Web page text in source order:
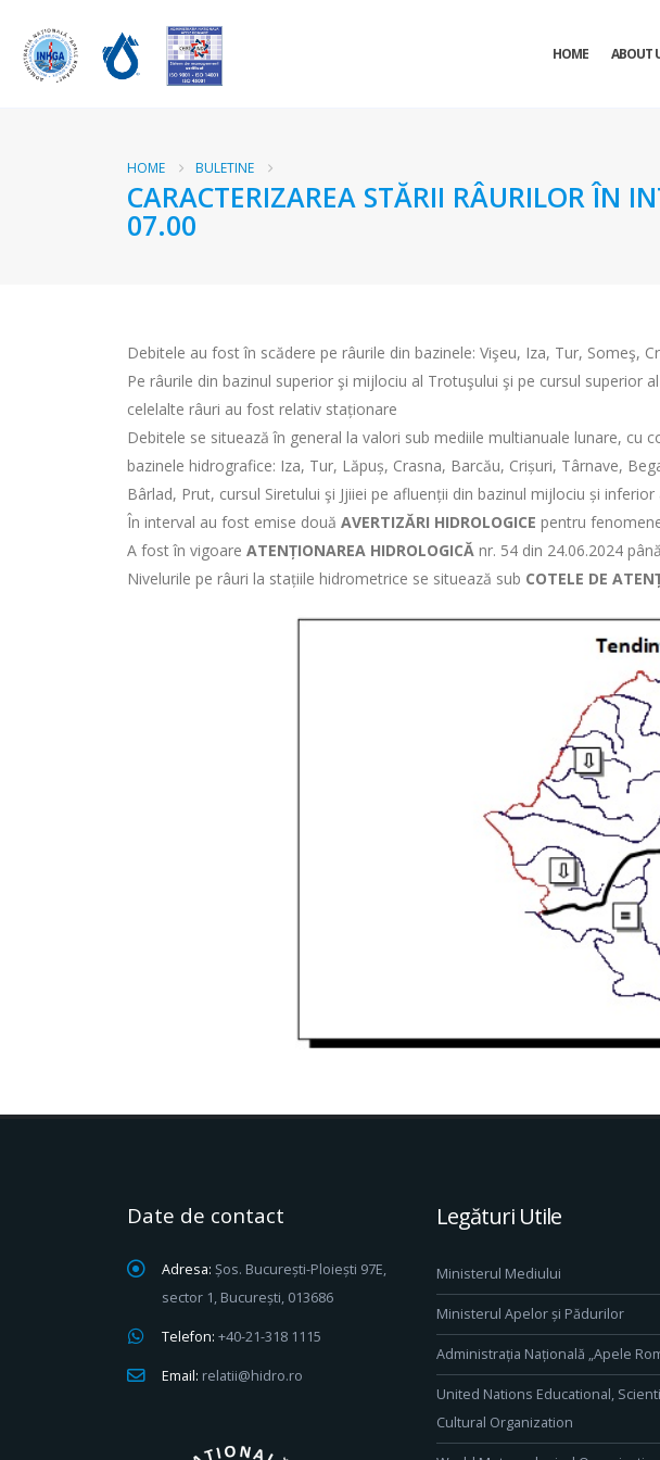
HOME ABOUT
HOME BULETINE
CARACTERIZAREA STĂRII RÂURILOR ÎN
07.00
Debitele au fost în scădere pe râurile din bazinele: Vişeu, Iza, Tur, Someş,
Pe râurile din bazinul superior şi mijlociu al Trotuşului şi pe cursul
celelalte râuri au fost relativ staționare
Debitele se situează în general la valori sub mediile multianuale lunare, cu
bazinele hidrografice: Iza, Tur, Lăpuș, Crasna, Barcău, Crișuri, Târnave,
Bârlad, Prut, cursul Siretului şi Jjiiei pe afluenții din bazinul mijlociu și
În interval au fost emise două AVERTIZĂRI HIDROLOGICE pentru
A fost în vigoare ATENȚIONAREA HIDROLOGICĂ nr. 54 din 24.06.2024
Nivelurile pe râuri la stațiile hidrometrice se situează sub COTELE DE
Date de contact
Adresa: Șos. București-Ploiești 97E,
sector 1, București, 013686
Telefon: +40-21-318 1115
Email: relatii@hidro.ro
Legături Utile
Ministerul Mediului
Ministerul Apelor și Pădurilor
Administrația Națională „Apele
United Nations Educational,
Cultural Organization